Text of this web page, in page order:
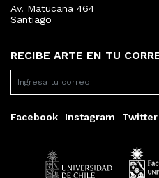
RECIBE ARTE EN TU
Facebook Instagram Twitter
Av. Matucana 464
Santiago